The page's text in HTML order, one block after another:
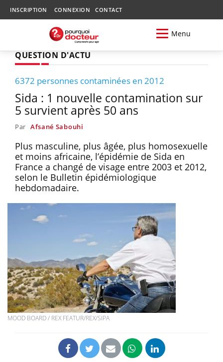
INSCRIPTION CONNEXION CONTACT
Menu
QUESTION D'ACTU
6372 personnes contaminées en 2012
Sida : 1 nouvelle contamination sur
5 survient après 50 ans
Par Afsané Sabouhi
Plus masculine, plus âgée, plus homosexuelle
et moins africaine, l’épidémie de Sida en
France a changé de visage entre 2003 et 2012,
selon le Bulletin épidémiologique
hebdomadaire.
MOOD BOARD / REX FEATUR/REX/SIPA